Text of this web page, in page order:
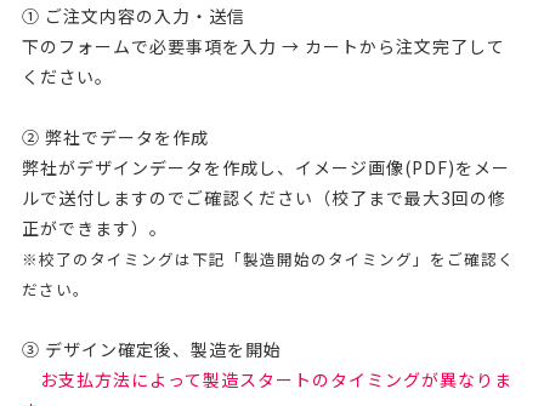
① ご注文内容の入力・送信
下のフォームで必要事項を入力 → カートから注文完了して
ください。
② 弊社でデータを作成
弊社がデザインデータを作成し、イメージ画像(PDF)をメー
ルで送付しますのでご確認ください（校了まで最大3回の修
正ができます）。
※校了のタイミングは下記「製造開始のタイミング」をご確認く
ださい。
③ デザイン確定後、製造を開始
お支払方法によって製造スタートのタイミングが異なりま